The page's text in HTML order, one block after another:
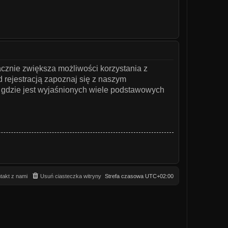
zwiększa możliwości korzystania z
rejestracją zapoznaj się z naszym
jest wyjaśnionych wiele podstawowych
Strefa czasowa UTC+02:00
Usuń ciasteczka witryny
z nami